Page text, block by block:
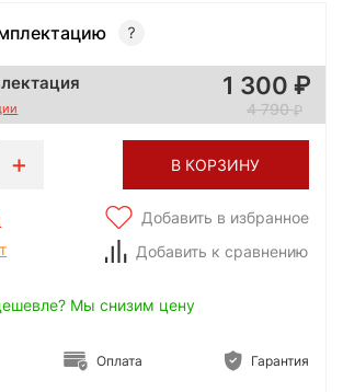
1 300
4 790
В КОРЗИНУ
Добавить в избранное
Добавить к сравнению
Мы снизим цену
Оплата Гарантия